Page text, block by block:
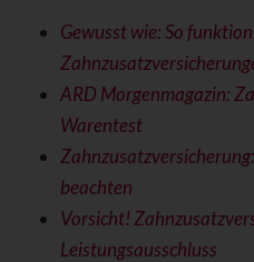
Gewusst wie: So
ARD Morgenmagazin:
Warentest
beachten
Vorsicht!
Leistungsausschluss